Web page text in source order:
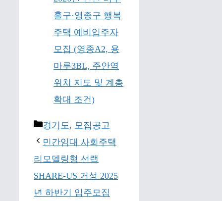
홀구·영종구 행복
주택 예비입주자
모집 (영종A2, 용
마루3BL, 주안역
위치 지도 및 계층
확대 조건)
Categories
경기도, 모집공고
민간임대 사회주택
리모델링형 선랩
SHARE-US 거성 2025
년 하반기 입주모집